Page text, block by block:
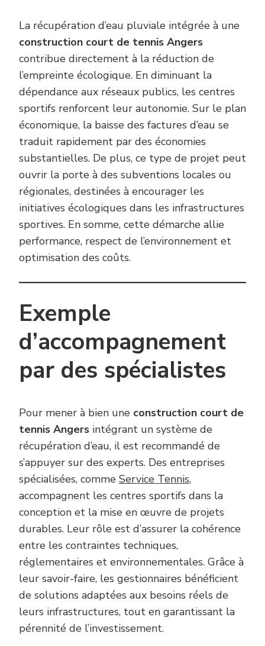
La récupération d’eau pluviale intégrée à une
construction court de tennis Angers
contribue directement à la réduction de
l’empreinte écologique. En diminuant la
dépendance aux réseaux publics, les centres
sportifs renforcent leur autonomie. Sur le plan
économique, la baisse des factures d’eau se
traduit rapidement par des économies
substantielles. De plus, ce type de projet peut
ouvrir la porte à des subventions locales ou
régionales, destinées à encourager les
initiatives écologiques dans les infrastructures
sportives. En somme, cette démarche allie
performance, respect de l’environnement et
optimisation des coûts.
Exemple
d’accompagnement
par des spécialistes
Pour mener à bien une construction court de
tennis Angers intégrant un système de
récupération d’eau, il est recommandé de
s’appuyer sur des experts. Des entreprises
spécialisées, comme Service Tennis,
accompagnent les centres sportifs dans la
conception et la mise en œuvre de projets
durables. Leur rôle est d’assurer la cohérence
entre les contraintes techniques,
réglementaires et environnementales. Grâce à
leur savoir-faire, les gestionnaires bénéficient
de solutions adaptées aux besoins réels de
leurs infrastructures, tout en garantissant la
pérennité de l’investissement.